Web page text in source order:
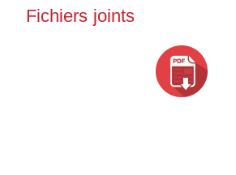
Fichiers joints